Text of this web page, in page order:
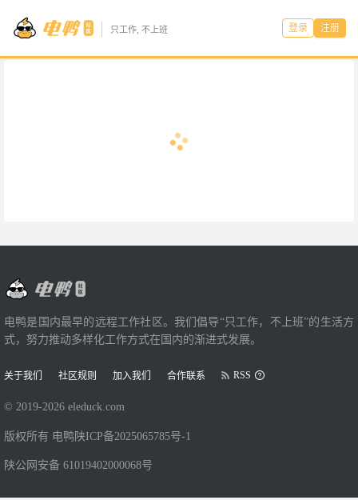
只工作, 不上班 登录 注册
电鸭是国内最早的远程工作社区。我们倡导“只工作，不上班”的生活方
式，努力推动多样化工作方式在国内的渐进式发展。
关于我们 社区规则 加入我们 合作联系 RSS
© 2019-2026 eleduck.com
版权所有 电鸭 陕ICP备2025065785号-1
陕公网安备 61019402000068号